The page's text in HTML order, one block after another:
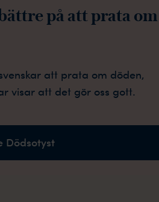
på att prata om
att prata om döden,
visar att det gör oss gott.
Dödsotyst